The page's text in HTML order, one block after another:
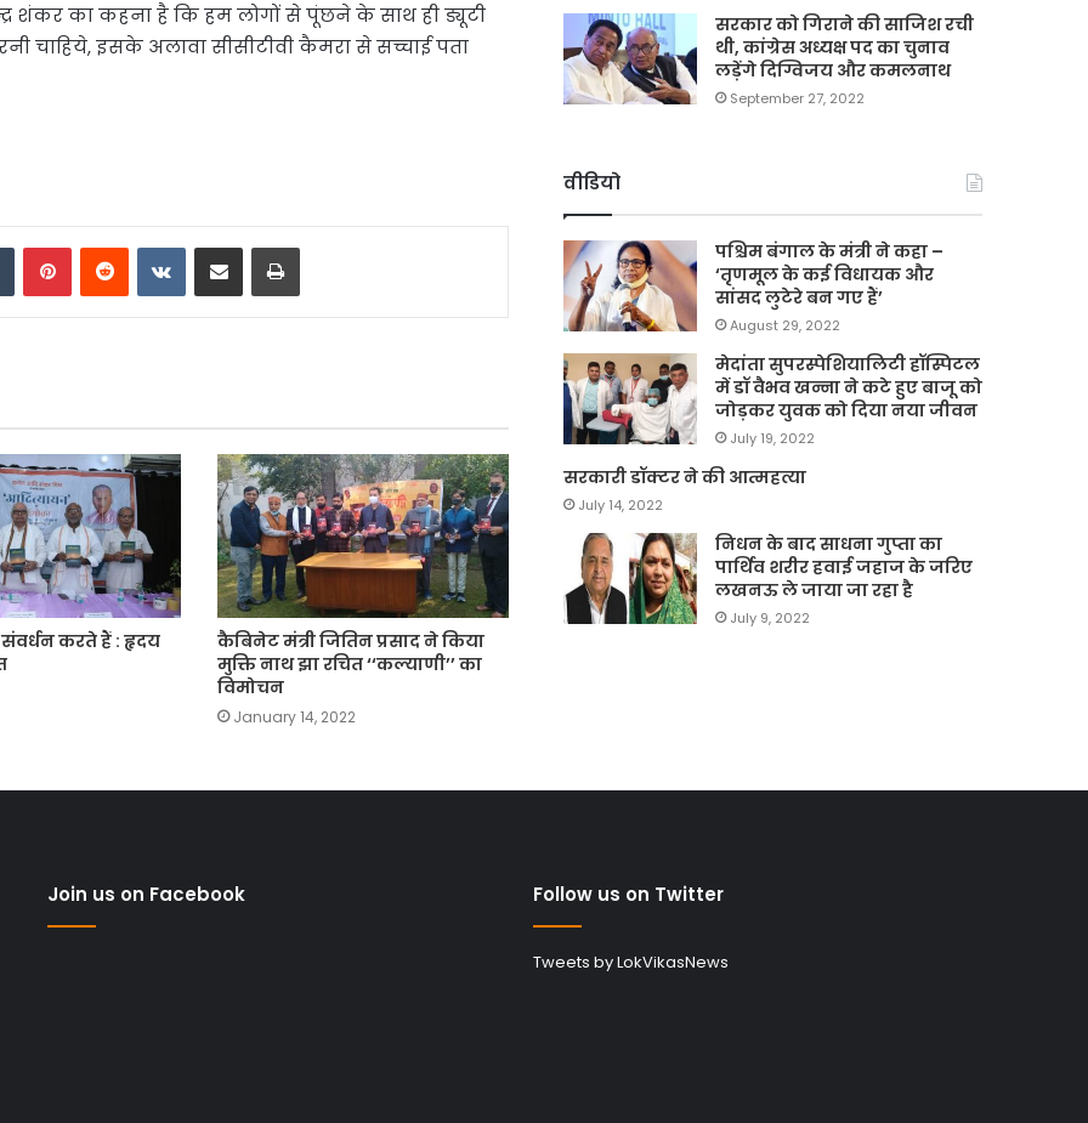
शंकर का कहना है कि हम लोगों से पूंछने के साथ ही ड्यूटी
इसके अलावा सीसीटीवी कैमरा से सच्चाई पता
TumblrPinterestReddit VKontakte
Share via Email Print
करते हैं : हृदय
कैबिनेट मंत्री जितिन प्रसाद ने किया
मुक्ति नाथ झा रचित ‘‘कल्याणी’’ का
विमोचन
January 14, 2022
सरकार को गिराने की साजिश रची
थी, कांग्रेस अध्यक्ष पद का चुनाव
लड़ेंगे दिग्विजय और कमलनाथ
September 27, 2022
वीडियो
पश्चिम बंगाल के मंत्री ने कहा –
‘तृणमूल के कई विधायक और
सांसद लुटेरे बन गए हैं’
August 29, 2022
मेदांता सुपरस्पेशियालिटी हॉस्पिटल
में डॉ वैभव खन्ना ने कटे हुए बाजू को
जोड़कर युवक को दिया नया जीवन
July 19, 2022
सरकारी डॉक्टर ने की आत्महत्या
July 14, 2022
निधन के बाद साधना गुप्ता का
पार्थिव शरीर हवाई जहाज के जरिए
लखनऊ ले जाया जा रहा है
July 9, 2022
Join us on Facebook Follow us on Twitter
Tweets by LokVikasNews